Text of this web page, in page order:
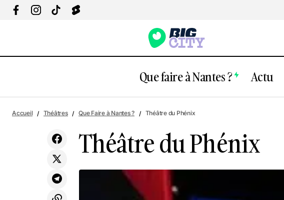
Que faire à Nantes ? Actu
Complexe Sportif Petit Breton
Accueil Théâtres Que Faire à Nantes ? Théâtre du Phénix
Théâtre du Phénix